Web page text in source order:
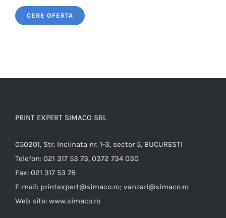
Please leave this field empty.
PRINT EXPERT SIMACO SRL
050201, Str. Inclinata nr. 1-3, sector 5, BUCURESTI
Telefon: 021 317 53 73, 0372 734 030
Fax: 021 317 53 78
E-mail: printexpert@simaco.ro; vanzari@simaco.ro
Web site: www.simaco.ro